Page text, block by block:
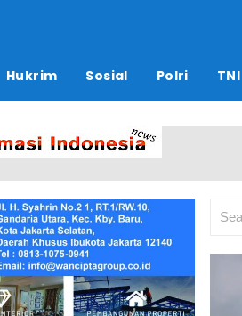
Hukrim Sosial Polri TNI